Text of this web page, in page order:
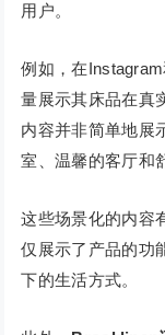
用户。
例如，在
量展示其床品在真
内容并非简单地展
室、温馨的客厅和
这些场景化的内容
仅展示了产品的功
下的生活方式。